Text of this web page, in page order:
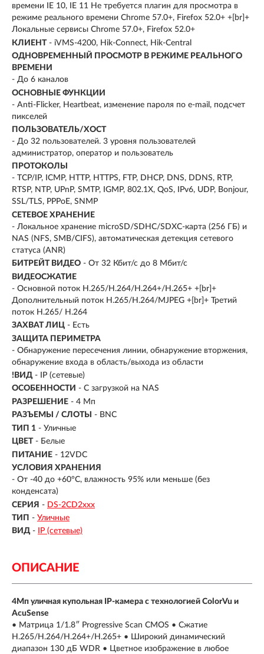
времени IE 10, IE 11 Не требуется плагин для просмотра в
режиме реального времени Chrome 57.0+, Firefox 52.0+ +[br]+
Локальные сервисы Chrome 57.0+, Firefox 52.0+
КЛИЕНТ - iVMS-4200, Hik-Connect, Hik-Central
ОДНОВРЕМЕННЫЙ ПРОСМОТР В РЕЖИМЕ РЕАЛЬНОГО
ВРЕМЕНИ
- До 6 каналов
ОСНОВНЫЕ ФУНКЦИИ
- Anti-Flicker, Heartbeat, изменение пароля по e-mail, подсчет
пикселей
ПОЛЬЗОВАТЕЛЬ/ХОСТ
- До 32 пользователей. 3 уровня пользователей
администратор, оператор и пользователь
ПРОТОКОЛЫ
- TCP/IP, ICMP, HTTP, HTTPS, FTP, DHCP, DNS, DDNS, RTP,
RTSP, NTP, UPnP, SMTP, IGMP, 802.1X, QoS, IPv6, UDP, Bonjour,
SSL/TLS, PPPoE, SNMP
СЕТЕВОЕ ХРАНЕНИЕ
- Локальное хранение microSD/SDHC/SDXC-карта (256 ГБ) и
NAS (NFS, SMB/CIFS), автоматическая детекция сетевого
статуса (ANR)
БИТРЕЙТ ВИДЕО - От 32 Кбит/с до 8 Мбит/с
ВИДЕОСЖАТИЕ
- Основной поток H.265/H.264/H.264+/H.265+ +[br]+
Дополнительный поток H.265/H.264/MJPEG +[br]+ Третий
поток H.265/ H.264
ЗАХВАТ ЛИЦ - Есть
ЗАЩИТА ПЕРИМЕТРА
- Обнаружение пересечения линии, обнаружение вторжения,
обнаружение входа в область/выхода из области
!ВИД - IP (сетевые)
ОСОБЕННОСТИ - С загрузкой на NAS
РАЗРЕШЕНИЕ - 4 Мп
РАЗЪЕМЫ / СЛОТЫ
- BNC
ТИП 1 - Уличные
ЦВЕТ - Белые
ПИТАНИЕ - 12VDC
УСЛОВИЯ ХРАНЕНИЯ
- От -40 до +60°C, влажность 95% или меньше (без
конденсата)
СЕРИЯ - DS-2CD2xxx
ТИП - Уличные
ВИД - IP (сетевые)
ОПИСАНИЕ
4Мп уличная купольная IP-камера с технологией ColorVu и
AcuSense
• Матрица 1/1.8″ Progressive Scan CMOS • Сжатие
H.265/H.264/H.264+/H.265+ • Широкий динамический
диапазон 130 дБ WDR • Цветное изображение в любое